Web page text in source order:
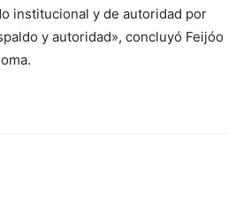
institucional y de autoridad por
y autoridad», concluyó Feijóo